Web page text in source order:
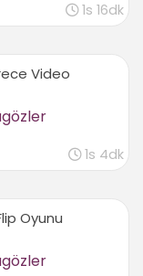
1s 16dk
Video
1s 4dk
Oyunu